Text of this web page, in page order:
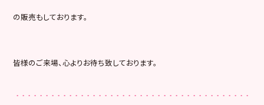
の販売もしております。
皆様のご来場、心よりお待ち致しております。